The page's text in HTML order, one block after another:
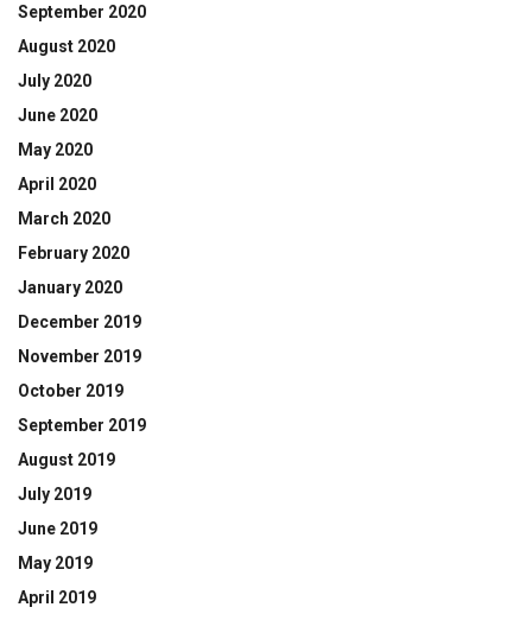
September 2020
August 2020
July 2020
June 2020
May 2020
April 2020
March 2020
February 2020
January 2020
December 2019
November 2019
October 2019
September 2019
August 2019
July 2019
June 2019
May 2019
April 2019